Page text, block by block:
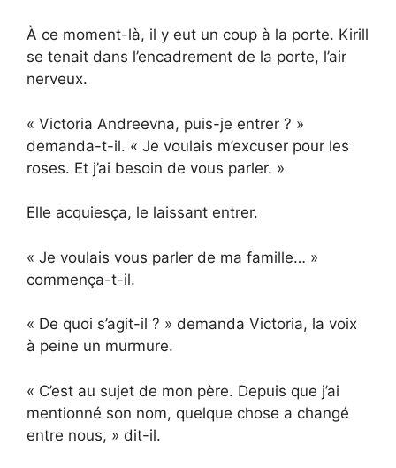
À ce moment-là, il y eut un coup à la porte. Kirill
se tenait dans l’encadrement de la porte, l’air
nerveux.
« Victoria Andreevna, puis-je entrer ? »
demanda-t-il. « Je voulais m’excuser pour les
roses. Et j’ai besoin de vous parler. »
Elle acquiesça, le laissant entrer.
« Je voulais vous parler de ma famille… »
commença-t-il.
« De quoi s’agit-il ? » demanda Victoria, la voix
à peine un murmure.
« C’est au sujet de mon père. Depuis que j’ai
mentionné son nom, quelque chose a changé
entre nous, » dit-il.